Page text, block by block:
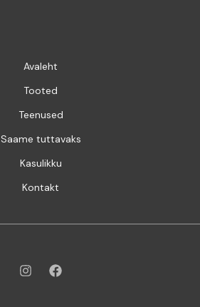
Avaleht
Tooted
Teenused
Saame tuttavaks
Kasulikku
Kontakt